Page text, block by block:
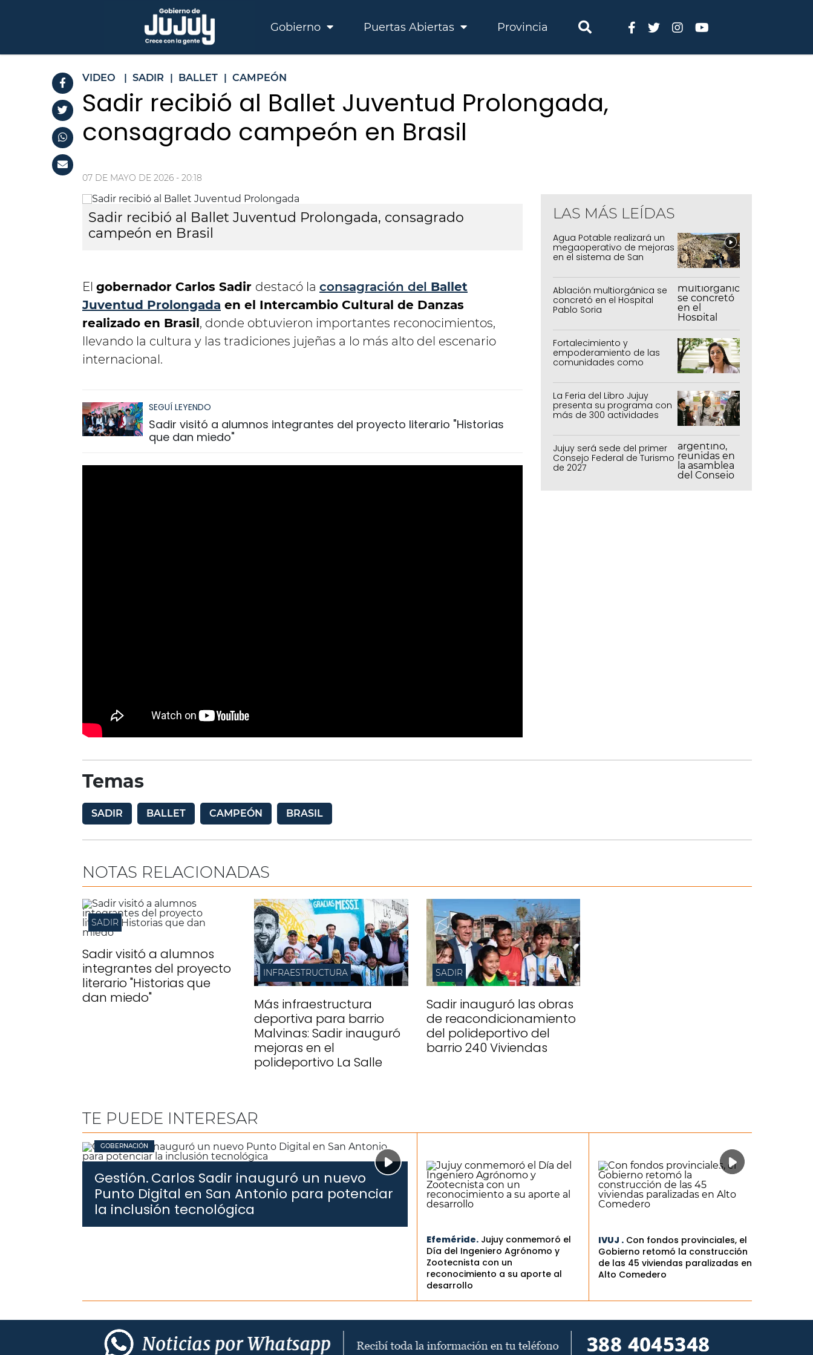
Gobierno Puertas Abiertas Provincia
VIDEO | SADIR | BALLET | CAMPEÓN
Sadir recibió al Ballet Juventud Prolongada,
consagrado campeón en Brasil
07 DE MAYO DE 2026 - 20:18
Sadir recibió al Ballet Juventud Prolongada, consagrado
campeón en Brasil
El gobernador Carlos Sadir destacó la consagración del Ballet
Juventud Prolongada en el Intercambio Cultural de Danzas
realizado en Brasil, donde obtuvieron importantes reconocimientos,
llevando la cultura y las tradiciones jujeñas a lo más alto del escenario
internacional.
SEGUÍ LEYENDO
Sadir visitó a alumnos integrantes del proyecto literario "Historias
que dan miedo"
LAS MÁS LEÍDAS
Agua Potable realizará un
megaoperativo de mejoras
en el sistema de San
Ablación multiorgánica se
concretó en el Hospital
Pablo Soria
Fortalecimiento y
empoderamiento de las
comunidades como
La Feria del Libro Jujuy
presenta su programa con
más de 300 actividades
Jujuy será sede del primer
Consejo Federal de Turismo
de 2027
Temas
SADIR BALLET CAMPEÓN BRASIL
NOTAS RELACIONADAS
SADIR
Sadir visitó a alumnos
integrantes del proyecto
literario "Historias que
dan miedo"
INFRAESTRUCTURA
Más infraestructura
deportiva para barrio
Malvinas: Sadir inauguró
mejoras en el
polideportivo La Salle
SADIR
Sadir inauguró las obras
de reacondicionamiento
del polideportivo del
barrio 240 Viviendas
TE PUEDE INTERESAR
GOBERNACIÓN
Gestión.Carlos Sadir inauguró un nuevo
Punto Digital en San Antonio para potenciar
la inclusión tecnológica
Efeméride. Jujuy conmemoró el
Día del Ingeniero Agrónomo y
Zootecnista con un
reconocimiento a su aporte al
desarrollo
IVUJ . Con fondos provinciales, el
Gobierno retomó la construcción
de las 45 viviendas paralizadas en
Alto Comedero